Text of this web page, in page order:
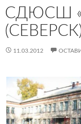
СДЮСШ
11.03.2012